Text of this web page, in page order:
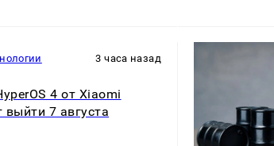
3 часа назад
4 от Xiaomi
7 августа